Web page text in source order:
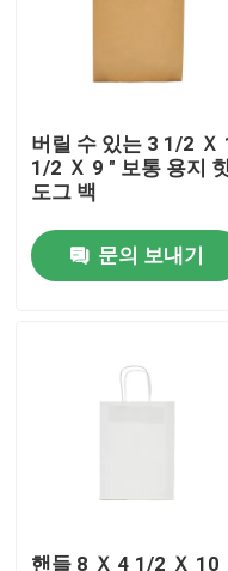
공장 견학
품질 관리
플라스틱 일회용 컵
버릴 수 있는 3 1/2 Ｘ
1/2 Ｘ 9 " 보통 용지
도그 백
문의 보내기
핸들 8 Ｘ 4 1/2 Ｘ 10